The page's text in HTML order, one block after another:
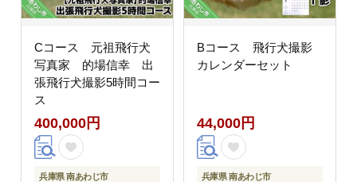
Cコース 元祖飛行犬
写真家 的場信幸 出
張飛行犬撮影5時間コー
ス
400,000円
兵庫県 南あわじ市
Bコース 飛行犬撮影
カレンダーセット
44,000円
兵庫県 南あわじ市